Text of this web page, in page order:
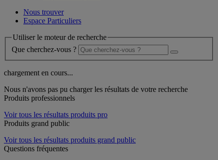
Nous trouver
Espace Particuliers
Utiliser le moteur de recherche
Que cherchez-vous ?
chargement en cours...
Nous n'avons pas pu charger les résultats de votre recherche
Produits professionnels
Voir tous les résultats produits pro
Produits grand public
Voir tous les résultats produits grand public
Questions fréquentes